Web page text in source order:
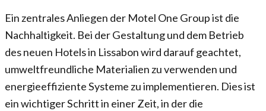
Ein zentrales Anliegen der Motel One Group ist die
Nachhaltigkeit. Bei der Gestaltung und dem Betrieb
des neuen Hotels in Lissabon wird darauf geachtet,
umweltfreundliche Materialien zu verwenden und
energieeffiziente Systeme zu implementieren. Dies ist
ein wichtiger Schritt in einer Zeit, in der die